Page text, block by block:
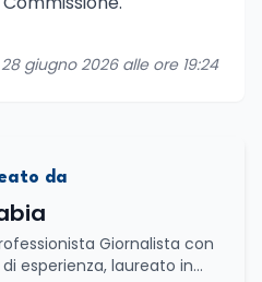
giugno 2026 alle ore 19:24
da
Giornalista con
esperienza, laureato in